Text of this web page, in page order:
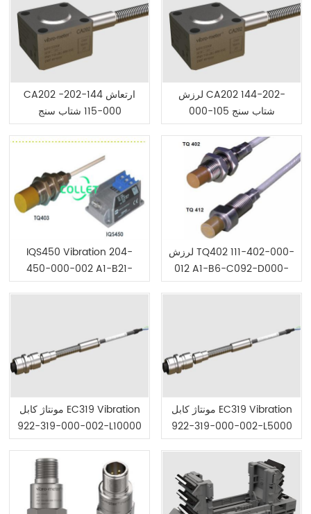
CA202 ارتعاش 144-202-
000-115 شتاب سنج
پیزوالکتریک
لرزش CA202 144-202-
000-105 شتاب سنج
پیزوالکتریک
IQS450 Vibration 204-
450-000-002 A1-B21-
H05-I0 تهویه سیگنال
لرزش TQ402 111-402-000-
012 A1-B6-C092-D000-
E050-F0-G000-H05 مبدل
مونتاژ کابل EC319 Vibration
922-319-000-002-L10000
مونتاژ کابل EC319 Vibration
922-319-000-002-L5000